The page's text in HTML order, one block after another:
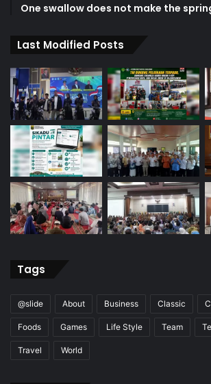
One swallow does not make the
Last Modified Posts
Tags
@slide About Business Classic
Foods Games Life Style Team
Travel World